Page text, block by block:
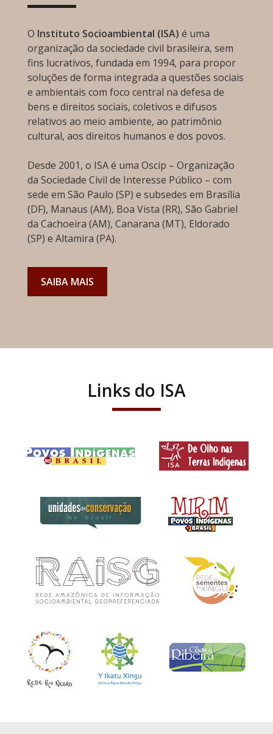
O Instituto Socioambiental (ISA) é uma
organização da sociedade civil brasileira, sem
fins lucrativos, fundada em 1994, para propor
soluções de forma integrada a questões sociais
e ambientais com foco central na defesa de
bens e direitos sociais, coletivos e difusos
relativos ao meio ambiente, ao patrimônio
cultural, aos direitos humanos e dos povos.
Desde 2001, o ISA é uma Oscip – Organização
da Sociedade Civil de Interesse Público – com
sede em São Paulo (SP) e subsedes em Brasília
(DF), Manaus (AM), Boa Vista (RR), São Gabriel
da Cachoeira (AM), Canarana (MT), Eldorado
(SP) e Altamira (PA).
SAIBA MAIS
Links do ISA